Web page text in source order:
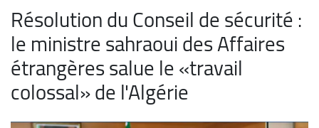
Résolution du Conseil de sécurité :
le ministre sahraoui des Affaires
étrangères salue le «travail
colossal» de l'Algérie